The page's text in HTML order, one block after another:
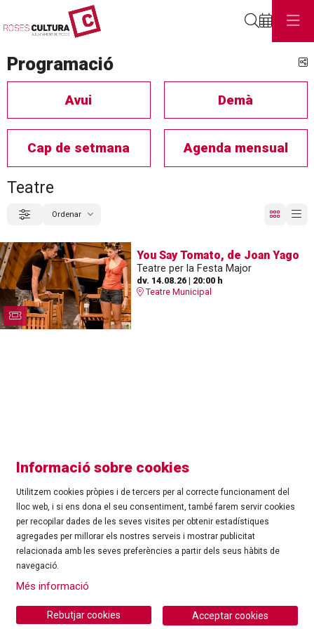
Programació
Avui Demà
Cap de setmana Agenda mensual
Teatre
Filtrar Ordenar
You Say Tomato, de Joan Yago
Teatre per la Festa Major
dv. 14.08.26| 20:00 h
Teatre Municipal
©Ajuntament de Roses| C/ Tarragona, 81 | 17480 ROSES
Tel.: 972 25 24 00 |cultura@roses.cat
Sitemap | Ús de Cookies
Informació sobre cookies
Utilitzem cookies pròpies i de tercers per al correcte funcionament del
lloc web, i si ens dona el seu consentiment, també farem servir cookies
per recopilar dades de les seves visites per obtenir estadístiques
agregades per millorar els nostres serveis i mostrar publicitat
relacionada amb les seves preferències a partir dels seus hàbits de
navegació.
Més informació
Acceptar cookies
Rebutjar cookies